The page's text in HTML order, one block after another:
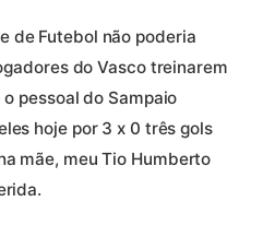
de Futebol não poderia
do Vasco treinarem
pessoal do Sampaio
hoje por 3 x 0 três gols
mãe, meu Tio Humberto